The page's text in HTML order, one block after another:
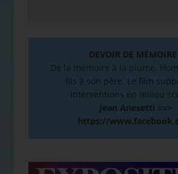
DEVOIR DE MÉMOIRE
De la mémoire à la plume.
fils à son père. Le film
interventions en milieu
Jean Anesetti ==>
https://